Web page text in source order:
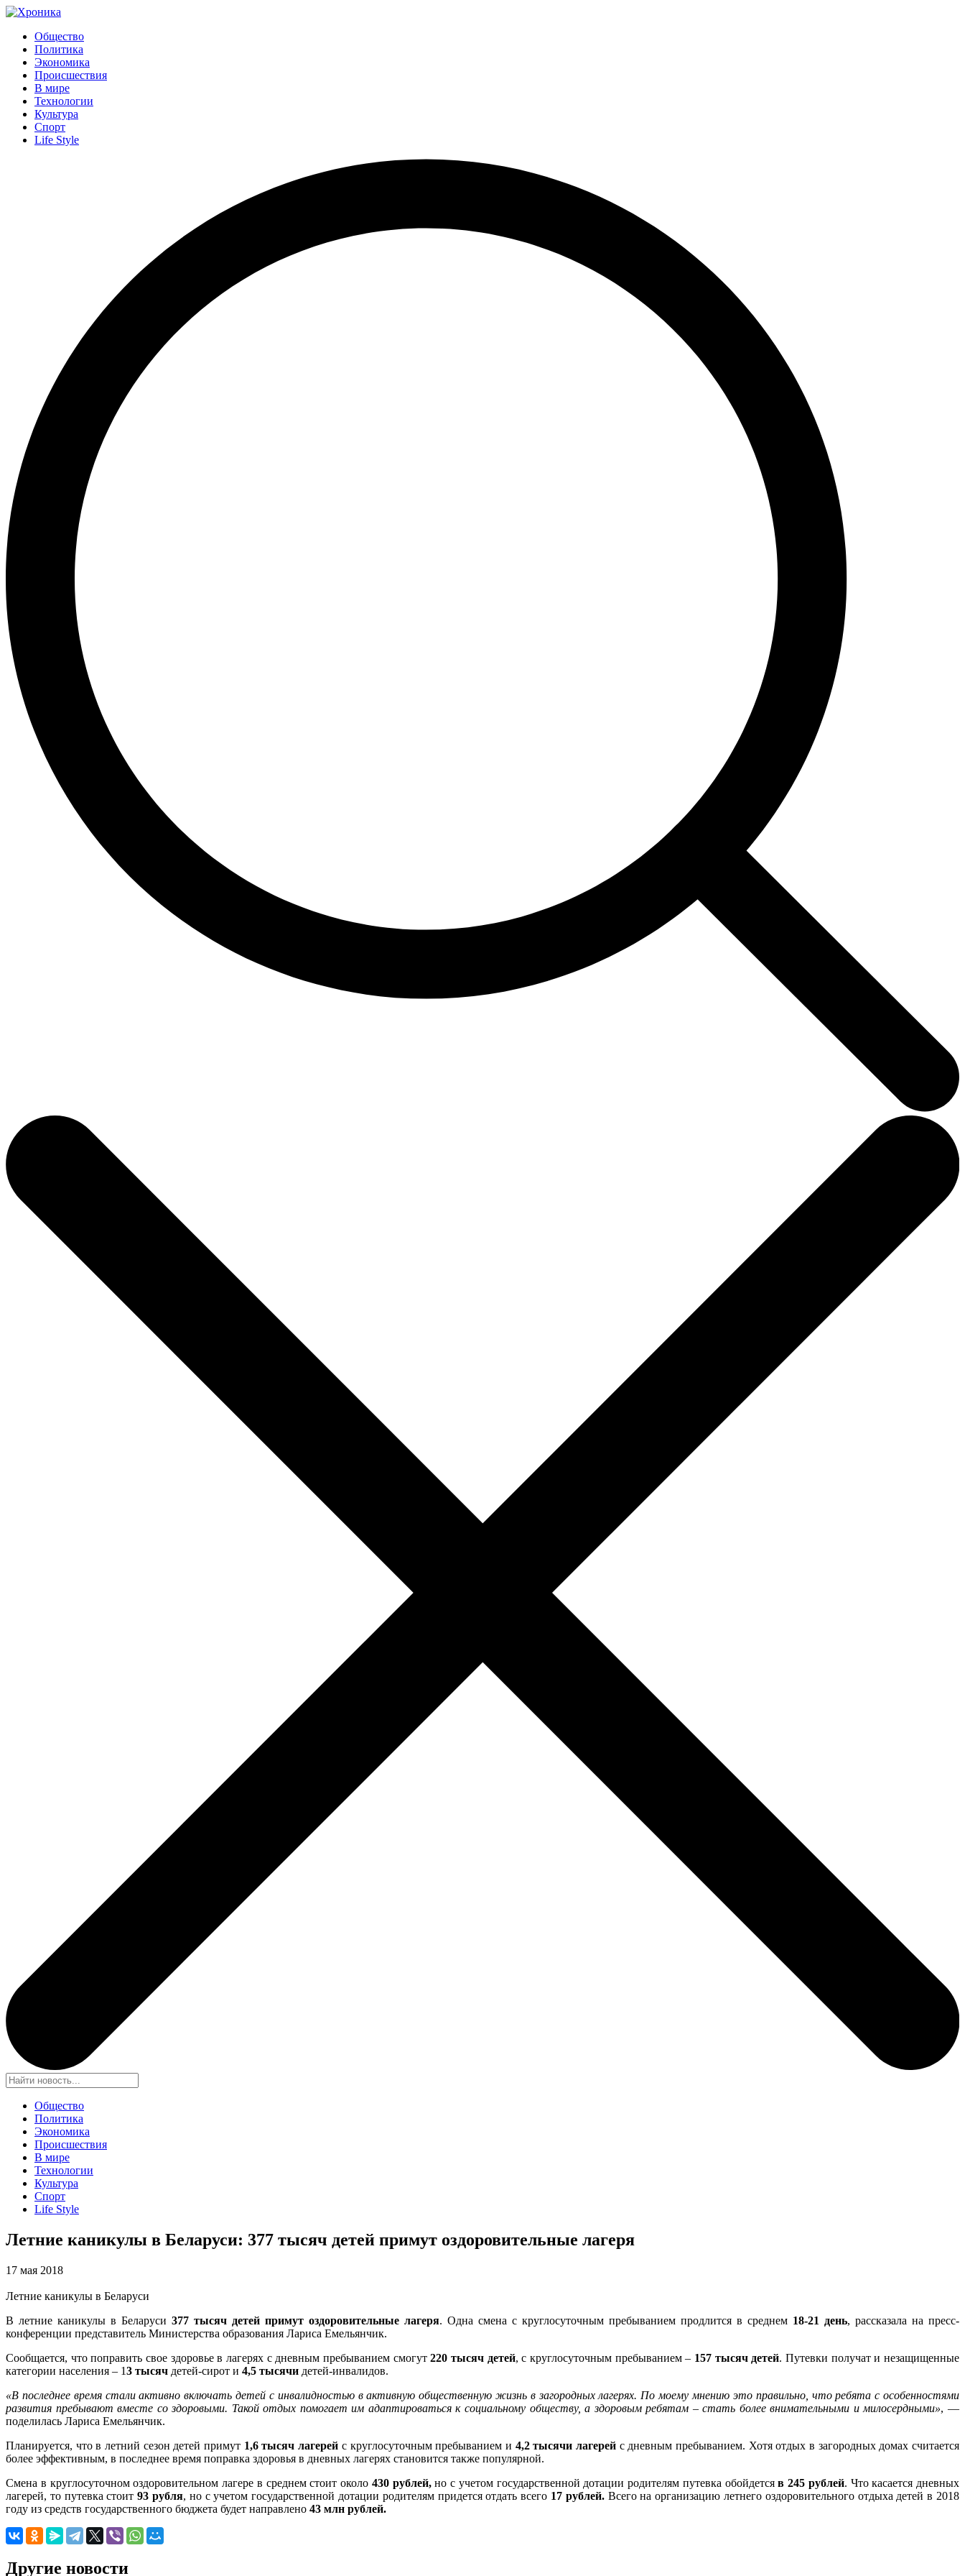
Общество
Политика
Экономика
Происшествия
В мире
Технологии
Культура
Спорт
Life Style
Общество
Политика
Экономика
Происшествия
В мире
Технологии
Культура
Спорт
Life Style
Летние каникулы в Беларуси: 377 тысяч детей примут оздоровительные лагеря
17 мая 2018
Летние каникулы в Беларуси
В летние каникулы в Беларуси 377 тысяч детей примут оздоровительные лагеря. Одна смена с круглосуточным пребыванием продлится в среднем 18-21 день, рассказала на пресс-
конференции представитель Министерства образования Лариса Емельянчик.
Сообщается, что поправить свое здоровье в лагерях с дневным пребыванием смогут220 тысяч детей, с круглосуточным пребыванием – 157 тысяч детей. Путевки получат и незащищенные
категории населения – 13 тысяч детей-сирот и 4,5 тысячи детей-инвалидов.
«В последнее время стали активно включать детей с инвалидностью в активную общественную жизнь в загородных лагерях. По моему мнению это правильно, что ребята с особенностями
развития пребывают вместе со здоровыми. Такой отдых помогает им адаптироваться к социальному обществу, а здоровым ребятам – стать более внимательными и милосердными», —
поделилась Лариса Емельянчик.
Планируется, что в летний сезон детей примут 1,6 тысяч лагерей с круглосуточным пребыванием и 4,2 тысячи лагерейс дневным пребыванием. Хотя отдых в загородных домах считается
более эффективным, в последнее время поправка здоровья в дневных лагерях становится также популярной.
Смена в круглосуточном оздоровительном лагере в среднем стоит около 430 рублей,но с учетом государственной дотации родителям путевка обойдетсяв 245 рублей. Что касается дневных
лагерей, то путевка стоит93 рубля, но с учетом государственной дотации родителям придется отдать всего 17 рублей.Всего на организацию летнего оздоровительного отдыха детей в 2018
году из средств государственного бюджета будет направлено 43 млн рублей.
Другие новости